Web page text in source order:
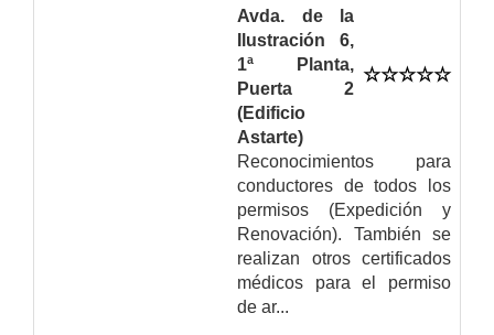
Avda. de la
Ilustración 6,
1ª Planta,
Puerta 2
(Edificio
Astarte)
Reconocimientos para
conductores de todos los
permisos (Expedición y
Renovación). También se
realizan otros certificados
médicos para el permiso
de ar...